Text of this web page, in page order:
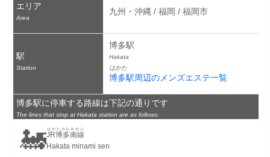
エリア
Area
九州・沖縄 / 福岡 / 福岡市
駅
Station
博多駅
Hakata
はかた
博多駅周辺のメンズエステ一覧
博多駅に停車する路線は下記の通りです
The lines that stop at Hakata station are as follows:
🚂JR博多南線
はかたみなみせん
Hakata minami sen